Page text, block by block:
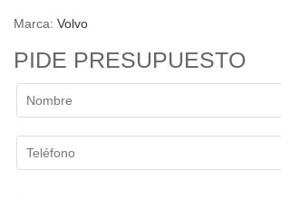
Marca: Volvo
PIDE PRESUPUESTO